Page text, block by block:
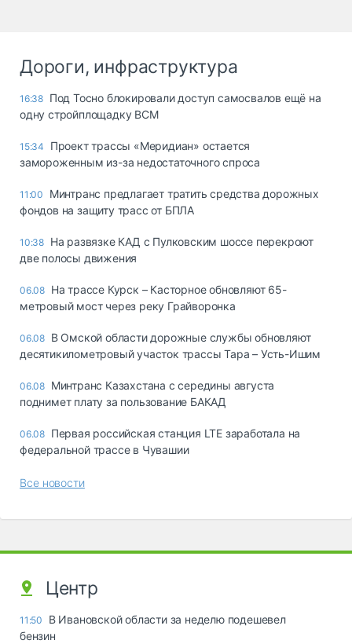
Дороги, инфраструктура
16:38 Под Тосно блокировали доступ самосвалов ещё на
одну стройплощадку ВСМ
15:34
Проект трассы «Меридиан» остается
замороженным из-за недостаточного спроса
11:00
Минтранс предлагает тратить средства дорожных
фондов на защиту трасс от БПЛА
10:38 На развязке КАД с Пулковским шоссе перекроют
две полосы движения
06.08 На трассе Курск – Касторное обновляют 65-
метровый мост через реку Грайворонка
06.08 В Омской области дорожные службы обновляют
десятикилометровый участок трассы Тара – Усть-Ишим
06.08 Минтранс Казахстана с середины августа
поднимет плату за пользование БАКАД
06.08 Первая российская станция LTE заработала на
федеральной трассе в Чувашии
Все новости
Центр
11:50
В Ивановской области за неделю подешевел
бензин